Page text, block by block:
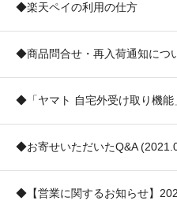
◆楽天ペイの利用の仕方
◆商品問合せ・再入荷通知につ
◆「ヤマト 自宅外受け取り機
◆お寄せいただいたQ&A
◆【営業に関するお知らせ】